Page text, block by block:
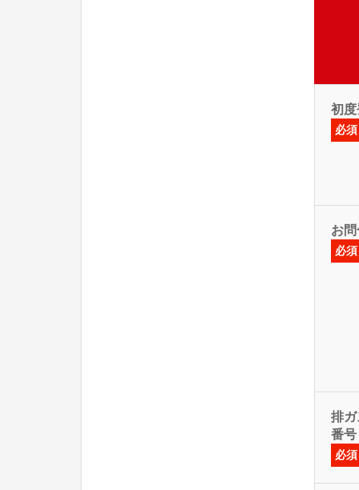
初
必須
お
必須
排ガ
番号
必須